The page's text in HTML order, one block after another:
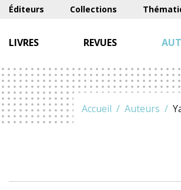
Éditeurs Collections
LIVRES REVUES
Accueil Auteurs